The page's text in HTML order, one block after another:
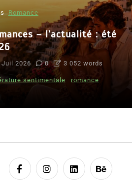
Romance
– l’actualité : été
Juil 2026 0 3 052 words
sentimentale romance